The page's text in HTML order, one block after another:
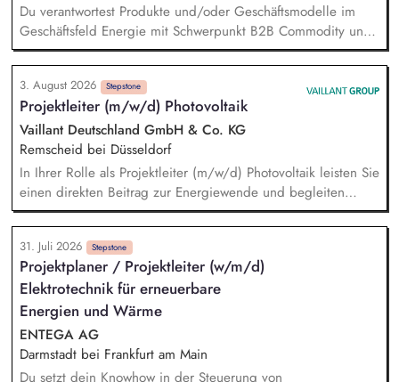
Du verantwortest Produkte und/oder Geschäftsmodelle im
Geschäftsfeld Energie mit Schwerpunkt B2B Commodity und
neue Marktmodelle und entwickelst sie von der
Marktanforderung bis zur Einführung und Skalierung weiter.
Du steuerst den wirtschaftlichen und marktseitigen Erfolg
deiner Strom- und Erdgasprodukte anhand relevanter
Kennzahlen wie Umsatz, Ergebnisbeitrag und
Kundenakzeptanz und leitest daraus Maßnahmen ab. Du
analysierst Markt-, Kunden- und Technologietrends –
beispielsweise rund um Energy Sharing, PPAs, Flexibilitäten
oder neue Vermarktungsmodelle - sowie regulatorische und
energiewirtschaftliche Entwicklungen und übersetzt sie in
Produktstrategien, Business Cases und Roadmaps.
3. August 2026 Stepstone
Projektleiter (m/w/d) Photovoltaik
Vaillant Deutschland GmbH & Co. KG
Remscheid bei Düsseldorf
In Ihrer Rolle als Projektleiter (m/w/d) Photovoltaik leisten Sie
einen direkten Beitrag zur Energiewende und begleiten
Photovoltaik-Projekte von der ersten Planung bis zur
erfolgreichen Übergabe an unsere Kunden. Sie prüfen die
technische Machbarkeit von Photovoltaik-Projekten, erstellen
die Projektplanung und entwickeln individuelle Lösungen für
unsere Kunden. Zu Ihren Aufgaben gehören außerdem die
Erstellung von Angeboten, die Materialplanung sowie die
Beschaffung aller erforderlichen Komponenten wie Module,
Wechselrichter und Unterkonstruktionen.
31. Juli 2026 Stepstone
Projektplaner / Projektleiter (w/m/d)
Elektrotechnik für erneuerbare
Energien und Wärme
ENTEGA AG
Darmstadt bei Frankfurt am Main
Du setzt dein Knowhow in der Steuerung von